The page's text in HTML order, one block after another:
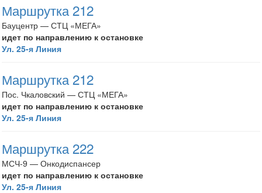
Маршрутка 212
Бауцентр — СТЦ «МЕГА»
идет по направлению к остановке
Ул. 25-я Линия
Маршрутка 212
Пос. Чкаловский — СТЦ «МЕГА»
идет по направлению к остановке
Ул. 25-я Линия
Маршрутка 222
МСЧ-9 — Онкодиспансер
идет по направлению к остановке
Ул. 25-я Линия